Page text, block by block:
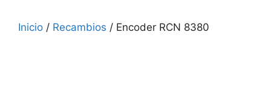
Inicio / Recambios / Encoder RCN 8380